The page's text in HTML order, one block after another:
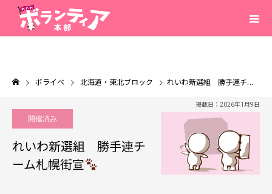
ボライベ 北海道・東北ブロック れいわ新選組 勝手連チーム札幌街宣
掲載日：2026年1月9日
開催済み
れいわ新選組 勝手連チ
ーム札幌街宣